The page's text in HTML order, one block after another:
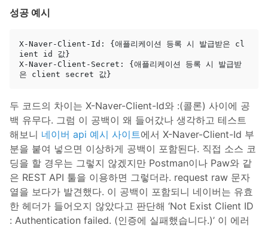
성공 예시
X-Naver-Client-Id: {애플리케이션 등록 시 발급받은 cl
ient id 값}
X-Naver-Client-Secret: {애플리케이션 등록 시 발급받
두 코드의 차이는 X-Naver-Client-Id와 :(콜론) 사이에 공
백 유무다. 그럼 이 공백이 왜 들어갔나 생각하고 테스트
해보니 네이버 api 예시 사이트에서 X-Naver-Client-Id 부
분을 붙여 넣으면 이상하게 공백이 포함된다. 직접 소스 코
딩을 할 경우는 그렇지 않겠지만 Postman이나 Paw와 같
은 REST API 툴을 이용하면 그렇더라. request raw 문자
열을 보다가 발견했다. 이 공백이 포함되니 네이버는 유효
한 헤더가 들어오지 않았다고 판단해 ‘Not Exist Client ID
: Authentication failed. (인증에 실패했습니다.)’ 이 에러